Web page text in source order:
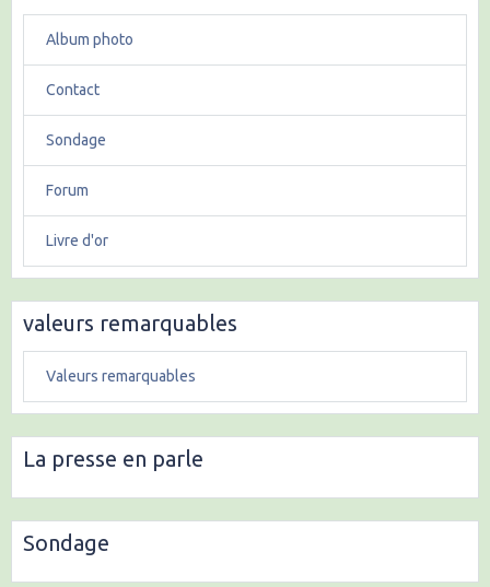
Album photo
Contact
Sondage
Forum
Livre d'or
valeurs remarquables
Valeurs remarquables
La presse en parle
Sondage